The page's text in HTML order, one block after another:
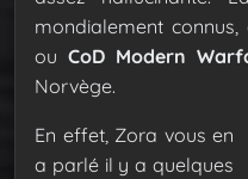
mondialement connus,
ou CoD Modern
Norvège.
En effet, Zora vous en
a parlé il y a quelques